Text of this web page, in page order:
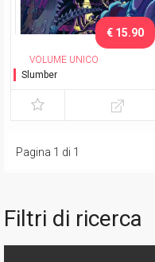
VOLUME UNICO
Slumber
€ 15.90
Pagina 1 di 1
Filtri di ricerca